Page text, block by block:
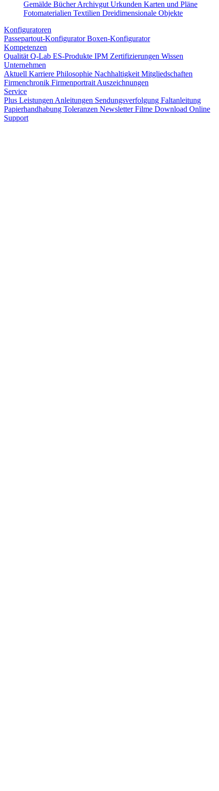
Gemälde BücherArchivgut Urkunden Karten und Pläne
Fotomaterialien Textilien Dreidimensionale Objekte
Konfiguratoren
Passepartout-KonfiguratorBoxen-Konfigurator
Kompetenzen
Qualität Q-Lab ES-Produkte IPM Zertifizierungen Wissen
Unternehmen
Aktuell Karriere Philosophie Nachhaltigkeit Mitgliedschaften
Firmenchronik Firmenportrait Auszeichnungen
Service
Plus Leistungen Anleitungen Sendungsverfolgung Faltanleitung
Papierhandhabung Toleranzen NewsletterFilme Download Online
Support